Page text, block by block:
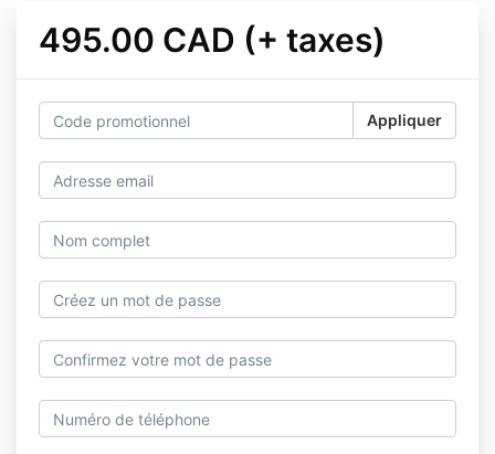
495.00 CAD (+ taxes)
Appliquer